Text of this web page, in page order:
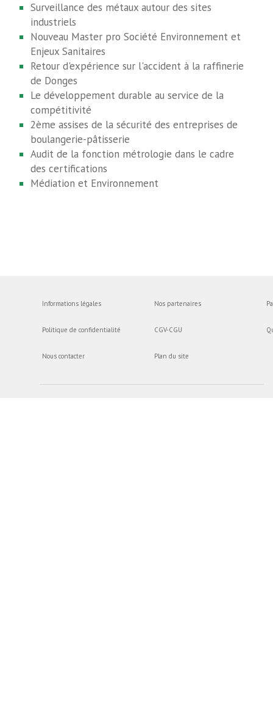
Surveillance des métaux autour des sites
industriels
Nouveau Master pro Société Environnement et
Enjeux Sanitaires
Retour d'expérience sur l'accident à la raffinerie
de Donges
Le développement durable au service de la
compétitivité
2ème assises de la sécurité des entreprises de
boulangerie-pâtisserie
Audit de la fonction métrologie dans le cadre
des certifications
Médiation et Environnement
Informations légales
Politique de confidentialité
Nous contacter
Nos partenaires
CGV-CGU
Plan du site